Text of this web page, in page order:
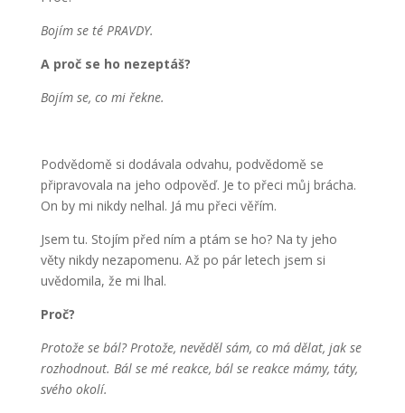
Bojím se té PRAVDY.
A proč se ho nezeptáš?
Bojím se, co mi řekne.
Podvědomě si dodávala odvahu, podvědomě se
připravovala na jeho odpověď. Je to přeci můj brácha.
On by mi nikdy nelhal. Já mu přeci věřím.
Jsem tu. Stojím před ním a ptám se ho? Na ty jeho
věty nikdy nezapomenu. Až po pár letech jsem si
uvědomila, že mi lhal.
Proč?
Protože se bál? Protože, nevěděl sám, co má dělat, jak se
rozhodnout. Bál se mé reakce, bál se reakce mámy, táty,
svého okolí.